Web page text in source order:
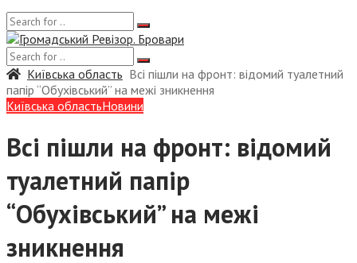
Київська область Всі пішли на фронт: відомий туалетний
папір “Обухівський” на межі зникнення
Київська областьНовини
Всі пішли на фронт: відомий
туалетний папір
“Обухівський” на межі
зникнення